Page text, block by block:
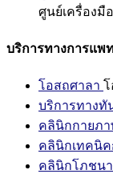
ศูนย์เครื่องมื
บริการทางการแพ
โอสถศาลา
บริการทางทั
คลินิกกายภ
คลินิกเทคนิ
คลินิกโภชน